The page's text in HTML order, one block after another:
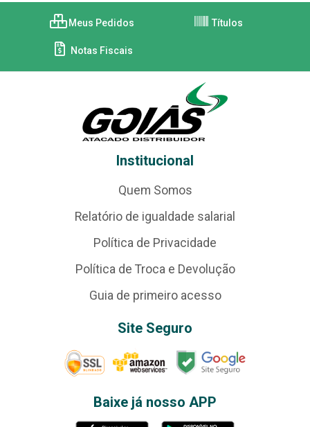
Meus Pedidos Títulos
Notas Fiscais
Institucional
Quem Somos
Relatório de igualdade salarial
Política de Privacidade
Política de Troca e Devolução
Guia de primeiro acesso
Site Seguro
Baixe já nosso APP